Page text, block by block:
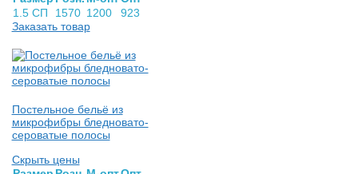
1.5 СП
1570 1200
923
Заказать товар
Постельное бельё из
микрофибры бледновато-
сероватые полосы
Скрыть цены